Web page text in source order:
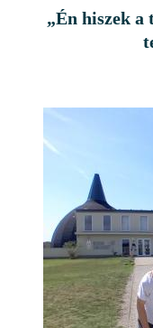
„Én hiszek